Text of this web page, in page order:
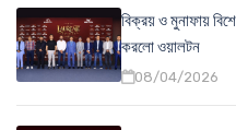
বিক্রয় ও মুনাফায়
করলো ওয়ালটন
08/04/2026